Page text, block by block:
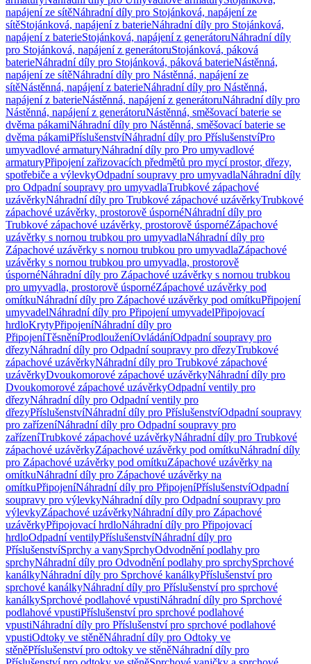
napájení ze sítěNáhradní díly pro Stojánková, napájení ze
sítěStojánková, napájení z baterieNáhradní díly pro Stojánková,
napájení z baterieStojánková, napájení z generátoruNáhradní díly
pro Stojánková, napájení z generátoruStojánková, páková
baterieNáhradní díly pro Stojánková, páková baterieNástěnná,
napájení ze sítěNáhradní díly pro Nástěnná, napájení ze
sítěNástěnná, napájení z baterieNáhradní díly pro Nástěnná,
napájení z baterieNástěnná, napájení z generátoruNáhradní díly pro
Nástěnná, napájení z generátoruNástěnná, směšovací baterie se
dvěma pákamiNáhradní díly pro Nástěnná, směšovací baterie se
dvěma pákamiPříslušenstvíNáhradní díly pro PříslušenstvíPro
umyvadlové armaturyNáhradní díly pro Pro umyvadlové
armaturyPřipojení zařizovacích předmětů pro mycí prostor, dřezy,
spotřebiče a výlevkyOdpadní soupravy pro umyvadlaNáhradní díly
pro Odpadní soupravy pro umyvadlaTrubkové zápachové
uzávěrkyNáhradní díly pro Trubkové zápachové uzávěrkyTrubkové
zápachové uzávěrky, prostorově úspornéNáhradní díly pro
Trubkové zápachové uzávěrky, prostorově úspornéZápachové
uzávěrky s nornou trubkou pro umyvadlaNáhradní díly pro
Zápachové uzávěrky s nornou trubkou pro umyvadlaZápachové
uzávěrky s nornou trubkou pro umyvadla, prostorově
úspornéNáhradní díly pro Zápachové uzávěrky s nornou trubkou
pro umyvadla, prostorově úspornéZápachové uzávěrky pod
omítkuNáhradní díly pro Zápachové uzávěrky pod omítkuPřipojení
umyvadelNáhradní díly pro Připojení umyvadelPřipojovací
hrdloKrytyPřipojeníNáhradní díly pro
PřipojeníTěsněníProdlouženíOvládáníOdpadní soupravy pro
dřezyNáhradní díly pro Odpadní soupravy pro dřezyTrubkové
zápachové uzávěrkyNáhradní díly pro Trubkové zápachové
uzávěrkyDvoukomorové zápachové uzávěrkyNáhradní díly pro
Dvoukomorové zápachové uzávěrkyOdpadní ventily pro
dřezyNáhradní díly pro Odpadní ventily pro
dřezyPříslušenstvíNáhradní díly pro PříslušenstvíOdpadní soupravy
pro zařízeníNáhradní díly pro Odpadní soupravy pro
zařízeníTrubkové zápachové uzávěrkyNáhradní díly pro Trubkové
zápachové uzávěrkyZápachové uzávěrky pod omítkuNáhradní díly
pro Zápachové uzávěrky pod omítkuZápachové uzávěrky na
omítkuNáhradní díly pro Zápachové uzávěrky na
omítkuPřipojeníNáhradní díly pro PřipojeníPříslušenstvíOdpadní
soupravy pro výlevkyNáhradní díly pro Odpadní soupravy pro
výlevkyZápachové uzávěrkyNáhradní díly pro Zápachové
uzávěrkyPřipojovací hrdloNáhradní díly pro Připojovací
hrdloOdpadní ventilyPříslušenstvíNáhradní díly pro
PříslušenstvíSprchy a vanySprchyOdvodnění podlahy pro
sprchyNáhradní díly pro Odvodnění podlahy pro sprchySprchové
kanálkyNáhradní díly pro Sprchové kanálkyPříslušenství pro
sprchové kanálkyNáhradní díly pro Příslušenství pro sprchové
kanálkySprchové podlahové vpustiNáhradní díly pro Sprchové
podlahové vpustiPříslušenství pro sprchové podlahové
vpustiNáhradní díly pro Příslušenství pro sprchové podlahové
vpustiOdtoky ve stěněNáhradní díly pro Odtoky ve
stěněPříslušenství pro odtoky ve stěněNáhradní díly pro